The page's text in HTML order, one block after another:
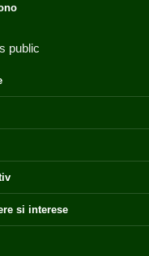
public
si interese